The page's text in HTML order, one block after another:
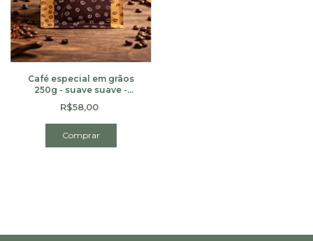
Café especial em grãos
250g - suave suave -
(cópia)
R$58,00